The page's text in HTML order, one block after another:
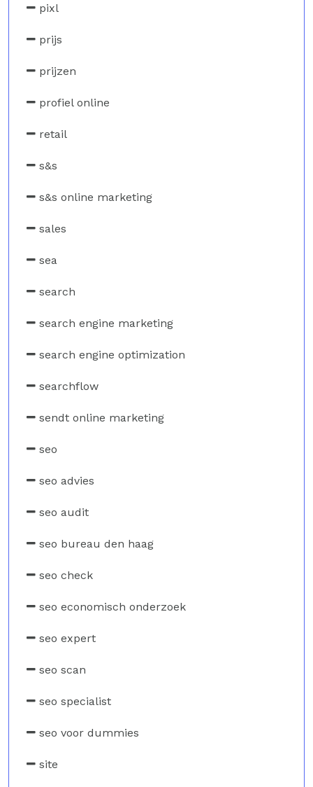
pixl
prijs
prijzen
profiel online
retail
s&s
s&s online marketing
sales
sea
search
search engine marketing
search engine optimization
searchflow
sendt online marketing
seo
seo advies
seo audit
seo bureau den haag
seo check
seo economisch onderzoek
seo expert
seo scan
seo specialist
seo voor dummies
site